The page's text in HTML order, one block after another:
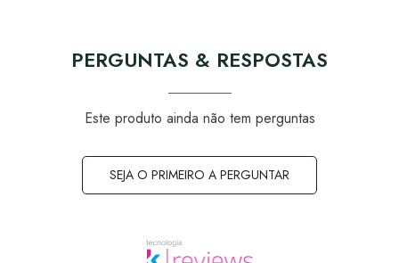
PERGUNTAS & RESPOSTAS
Este produto ainda não tem perguntas
SEJA O PRIMEIRO A PERGUNTAR